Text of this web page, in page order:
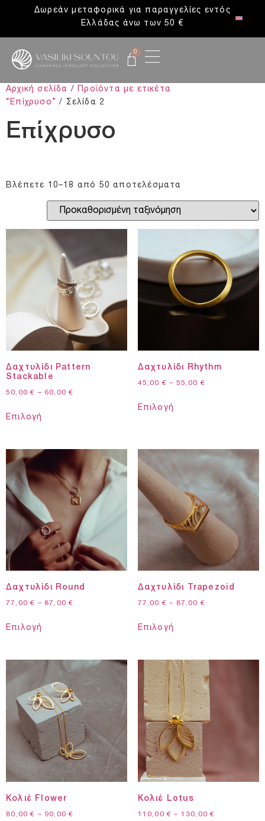
Δωρεάν μεταφορικά για παραγγελίες εντός
Ελλάδας άνω των 50 €
0
Αρχική σελίδα /
Προϊόντα με ετικέτα
“Επίχρυσο” / Σελίδα 2
Επίχρυσο
Βλέπετε 10–18 από 50 αποτελέσματα
Δαχτυλίδι Pattern
Stackable
50,00€ – 60,00€
Επιλογή
Δαχτυλίδι Rhythm
45,00 € – 55,00 €
Επιλογή
Δαχτυλίδι Round
77,00€ – 87,00€
Επιλογή
Δαχτυλίδι Trapezoid
77,00 € – 87,00 €
Επιλογή
Κολιέ Flower
80,00€ – 90,00€
Κολιέ Lotus
110,00 € – 130,00€